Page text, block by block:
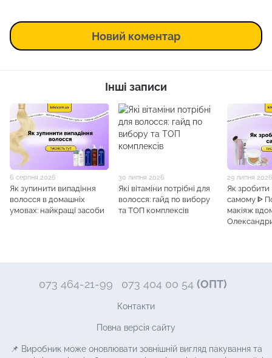
Новий коментар
Інші записи
6 серпня 2026
Як зупинити випадіння
волосся в домашніх
умовах: найкращі засоби
30 липня 2026
Які вітаміни потрібні для
волосся: гайд по вибору
та ТОП комплексів
29 липня
Як зробити
самому ᐈ
макіяж
073 464-21-99 073 404 00 54 (ОПТ)
Контакти
Повна версія сайту
📌 Виробник може оновлювати зовнішній вигляд пакування та